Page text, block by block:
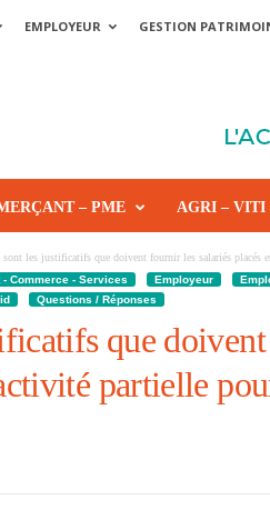
EMPLOYEUR GESTION
– PME AGRI – VITI
sont les justificatifs que doivent fournir les salariés placés
Commerce - Services Employeur
Questions / Réponses
que
partielle